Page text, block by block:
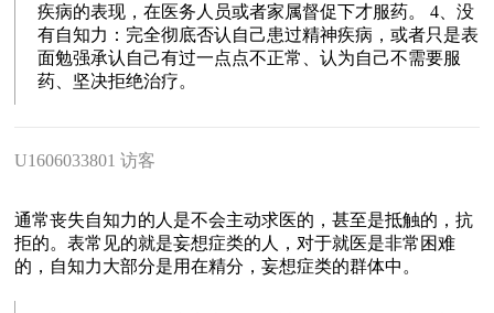
疾病的表现，在医务人员或者家属督促下才服药。 4、没
有自知力：完全彻底否认自己患过精神疾病，或者只是表
面勉强承认自己有过一点点不正常、认为自己不需要服
药、坚决拒绝治疗。
U1606033801 访客
通常丧失自知力的人是不会主动求医的，甚至是抵触的，抗
拒的。表常见的就是妄想症类的人，对于就医是非常困难
的，自知力大部分是用在精分，妄想症类的群体中。